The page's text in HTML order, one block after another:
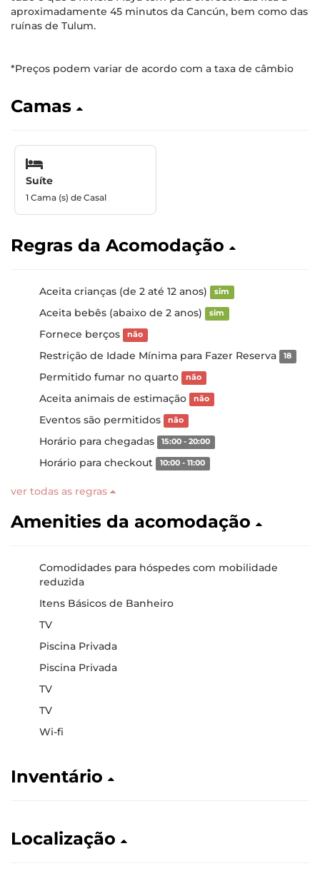
aproximadamente 45 minutos da Cancún, bem como das
ruínas de Tulum.
*Preços podem variar de acordo com a taxa de câmbio
Camas
Suíte
1 Cama (s) de Casal
Regras da Acomodação
Aceita crianças (de 2 até 12 anos) sim
Aceita bebês (abaixo de 2 anos) sim
Fornece berços não
Restrição de Idade Mínima para Fazer Reserva 18
Permitido fumar no quarto não
Aceita animais de estimação não
Eventos são permitidos não
Horário para chegadas 15:00 - 20:00
Horário para checkout 10:00 - 11:00
ver todas as regras
Amenities da acomodação
Comodidades para hóspedes com mobilidade
reduzida
Itens Básicos de Banheiro
TV
Piscina Privada
Piscina Privada
TV
TV
Wi-fi
Inventário
Localização